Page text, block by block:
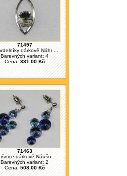
71497
dárkově Náhr ...
Barevných variant: 4
Cena: 331.00 Kč
71463
dárkově Náušn ...
Barevných variant: 2
Cena: 508.00 Kč